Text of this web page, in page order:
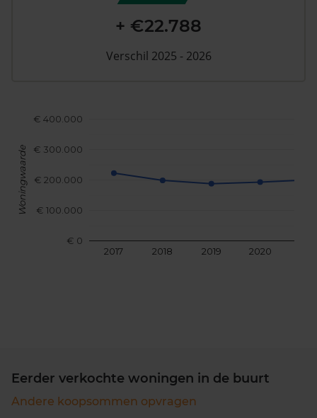
2017 2018 2019 2020
€ 0
€ 100.000
€ 200.000
€ 300.000
€ 400.000
Woningwaarde
+ €22.788
Verschil 2025 - 2026
Eerder verkochte woningen in de buurt
Andere koopsommen opvragen